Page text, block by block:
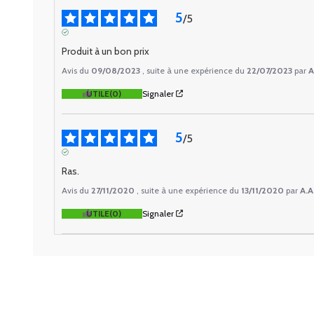
5/5
Produit à un bon prix
Avis du 09/08/2023 , suite à une expérience du 22/07/2023 par
UTILE(0) Signaler
5/5
Ras.
Avis du 27/11/2020 , suite à une expérience du 13/11/2020 par A.A.
UTILE(0) Signaler